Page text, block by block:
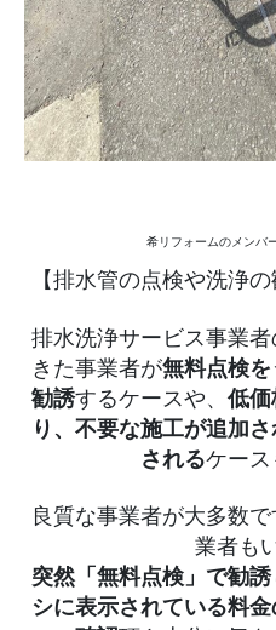
希リフォームのメンバ
【排水管の点検や洗浄
排水洗浄サービス事業
きた事業者が無料点検
勧誘するケースや、 低価
り、不要な施工が追加
されるケース
良質な事業者が大多数
業者も
突然「無料点検」で勧
シに表示されている料